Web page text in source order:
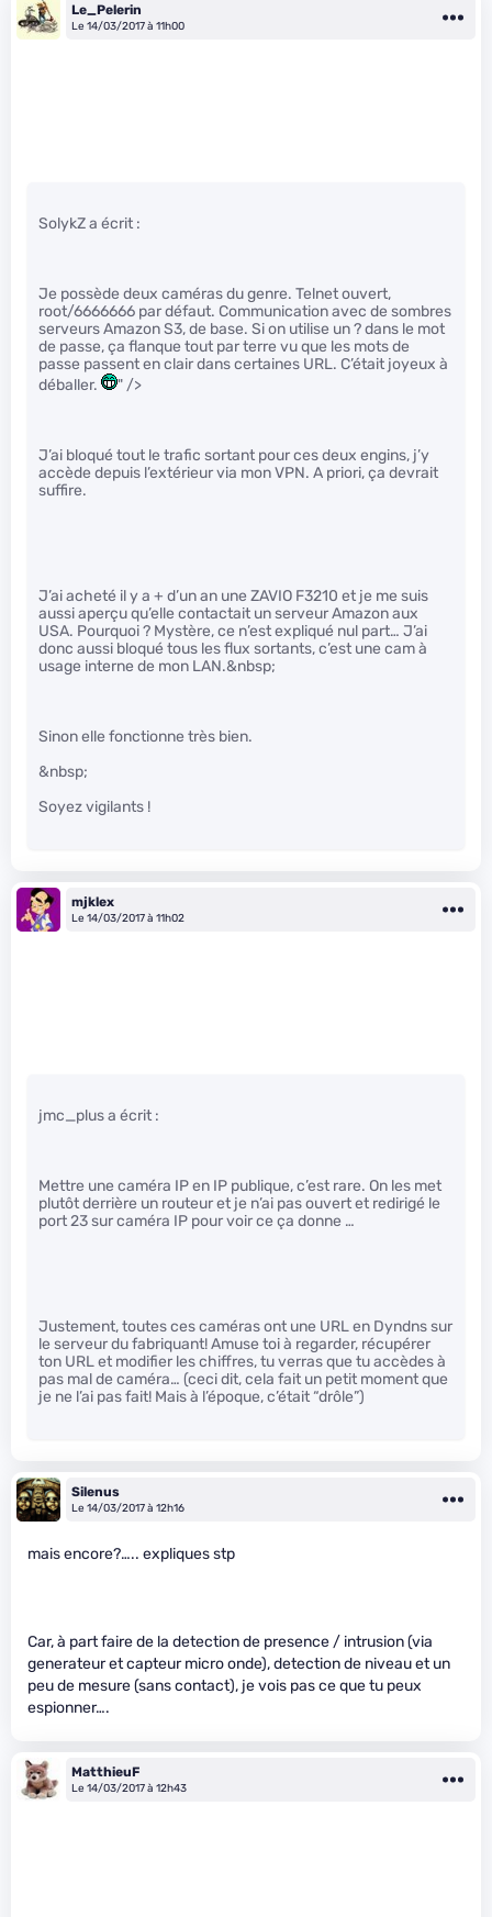
Le_Pelerin
Le 14/03/2017 à 11h00
SolykZ a écrit :
Je possède deux caméras du genre. Telnet ouvert,
root/6666666 par défaut. Communication avec de sombres
serveurs Amazon S3, de base. Si on utilise un ? dans le mot
de passe, ça flanque tout par terre vu que les mots de
passe passent en clair dans certaines URL. C’était joyeux à
déballer.
" />
J’ai bloqué tout le trafic sortant pour ces deux engins, j’y
accède depuis l’extérieur via mon VPN. A priori, ça devrait
suffire.
J’ai acheté il y a + d’un an une ZAVIO F3210 et je me suis
aussi aperçu qu’elle contactait un serveur Amazon aux
USA. Pourquoi ? Mystère, ce n’est expliqué nul part… J’ai
donc aussi bloqué tous les flux sortants, c’est une cam à
usage interne de mon LAN.&nbsp;
Sinon elle fonctionne très bien.
&nbsp;
Soyez vigilants !
mjklex
Le 14/03/2017 à 11h02
jmc_plus a écrit :
Mettre une caméra IP en IP publique, c’est rare. On les met
plutôt derrière un routeur et je n’ai pas ouvert et redirigé le
port 23 sur caméra IP pour voir ce ça donne …
Justement, toutes ces caméras ont une URL en Dyndns sur
le serveur du fabriquant! Amuse toi à regarder, récupérer
ton URL et modifier les chiffres, tu verras que tu accèdes à
pas mal de caméra… (ceci dit, cela fait un petit moment que
je ne l’ai pas fait! Mais à l’époque, c’était “drôle”)
Silenus
Le 14/03/2017 à 12h16
mais encore?….. expliques stp
Car, à part faire de la detection de presence / intrusion (via
generateur et capteur micro onde), detection de niveau et un
peu de mesure (sans contact), je vois pas ce que tu peux
espionner….
MatthieuF
Le 14/03/2017 à 12h43